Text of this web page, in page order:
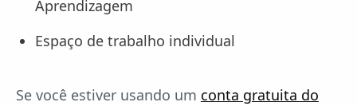
Aprendizagem
Espaço de trabalho individual
Se você estiver usando um conta gratuita do